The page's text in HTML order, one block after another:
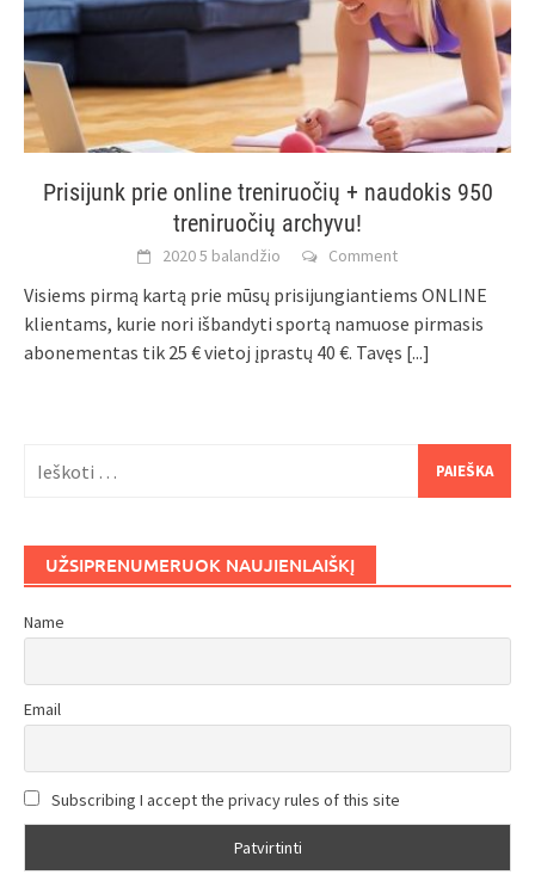
Prisijunk prie online treniruočių + naudokis 950
treniruočių archyvu!
2020 5 balandžio Comment
Visiems pirmą kartą prie mūsų prisijungiantiems ONLINE
klientams, kurie nori išbandyti sportą namuose pirmasis
abonementas tik 25 € vietoj įprastų 40 €. Tavęs [...]
UŽSIPRENUMERUOK NAUJIENLAIŠKĮ
Name
Email
Subscribing I accept the privacy rules of this site